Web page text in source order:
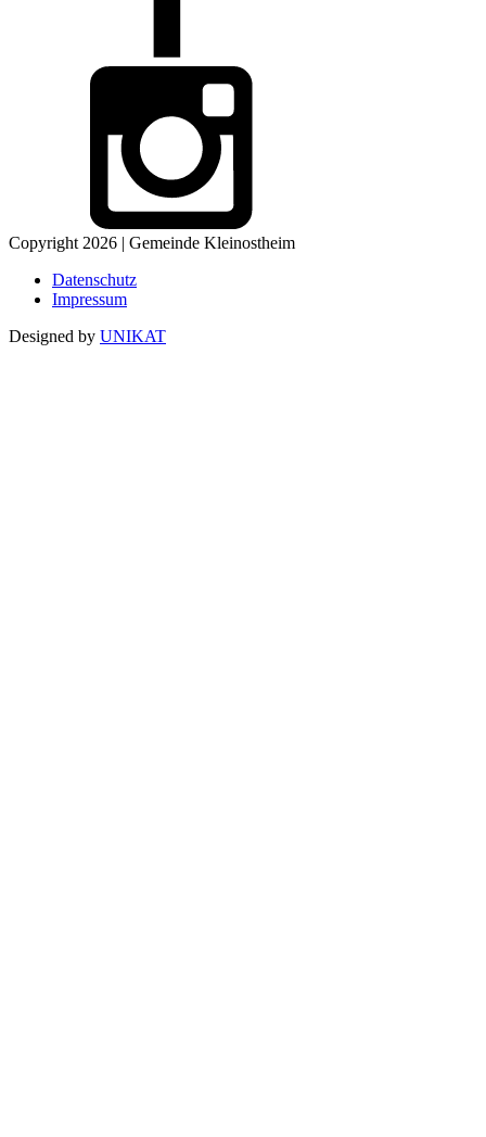
Copyright 2026 | Gemeinde Kleinostheim
Datenschutz
Impressum
Designed by UNIKAT